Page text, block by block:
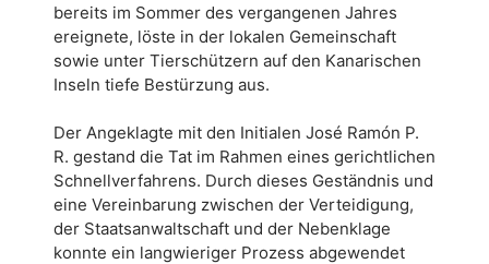
bereits im Sommer des vergangenen Jahres
ereignete, löste in der lokalen Gemeinschaft
sowie unter Tierschützern auf den Kanarischen
Inseln tiefe Bestürzung aus.
Der Angeklagte mit den Initialen José Ramón P.
R. gestand die Tat im Rahmen eines gerichtlichen
Schnellverfahrens. Durch dieses Geständnis und
eine Vereinbarung zwischen der Verteidigung,
der Staatsanwaltschaft und der Nebenklage
konnte ein langwieriger Prozess abgewendet